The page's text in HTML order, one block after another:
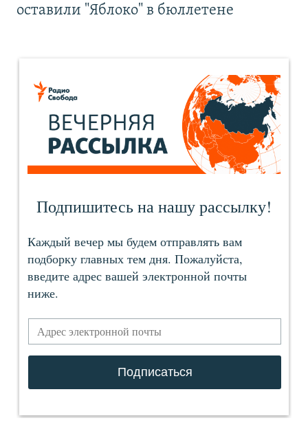
оставили "Яблоко" в бюллетене